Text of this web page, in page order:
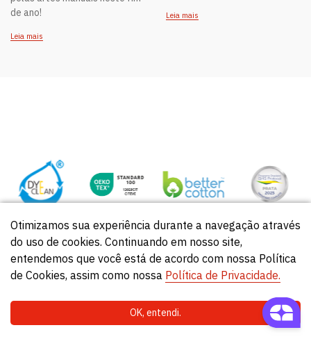
de ano!
Leia mais
Leia mais
Acessar boletos
Otimizamos sua experiência durante a navegação através
do uso de cookies. Continuando em nosso site,
entendemos que você está de acordo com nossa Política
de Cookies, assim como nossa Política de Privacidade.
OK, entendi.